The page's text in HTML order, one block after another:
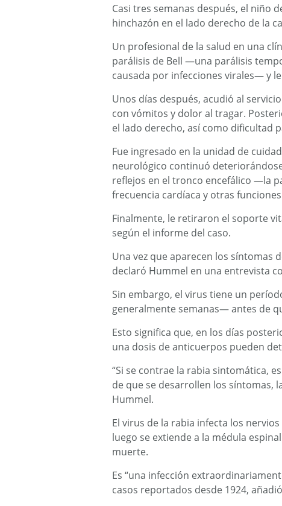
Casi tres semanas después, el niño
hinchazón en el lado derecho de la
Un profesional de la salud en una
parálisis de Bell —una parálisis
causada por infecciones virales— y
Unos días después, acudió al
con vómitos y dolor al tragar.
el lado derecho, así como dificultad
Fue ingresado en la unidad de
neurológico continuó
reflejos en el tronco encefálico —la
frecuencia cardíaca y otras
Finalmente, le retiraron el soporte
según el informe del caso.
Una vez que aparecen los síntomas
declaró Hummel en una entrevista
Sin embargo, el virus tiene un
generalmente semanas— antes de
Esto significa que, en los días
una dosis de anticuerpos pueden
“Si se contrae la rabia sintomática,
de que se desarrollen los síntomas,
Hummel.
El virus de la rabia infecta los
luego se extiende a la médula
muerte.
Es “una infección
casos reportados desde 1924,